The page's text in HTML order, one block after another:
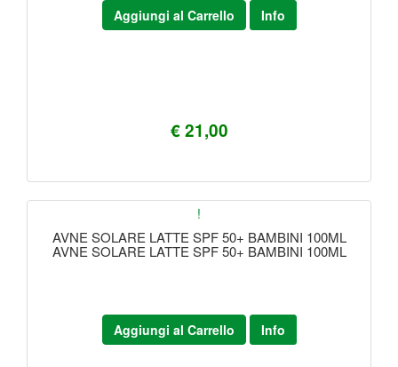
€ 21,00
Aggiungi al Carrello Info
!
AVNE SOLARE LATTE SPF 50+ BAMBINI 100ML
AVNE SOLARE LATTE SPF 50+ BAMBINI 100ML
Aggiungi al Carrello Info